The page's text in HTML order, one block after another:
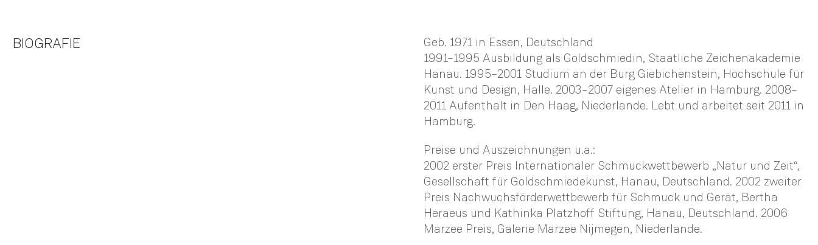
BIOGRAFIE
Geb. 1971 in Essen, Deutschland
1991–1995 Ausbildung als Goldschmiedin, Staatliche Zeichenakademie
Hanau. 1995–2001 Studium an der Burg Giebichenstein, Hochschule für
Kunst und Design, Halle. 2003–2007 eigenes Atelier in Hamburg. 2008–
2011 Aufenthalt in Den Haag, Niederlande. Lebt und arbeitet seit 2011 in
Hamburg.
Preise und Auszeichnungen u.a.:
2002 erster Preis Internationaler Schmuckwettbewerb „Natur und Zeit“,
Gesellschaft für Goldschmiedekunst, Hanau, Deutschland. 2002 zweiter
Preis Nachwuchsförderwettbewerb für Schmuck und Gerät, Bertha
Heraeus und Kathinka Platzhoff Stiftung, Hanau, Deutschland. 2006
Marzee Preis, Galerie Marzee Nijmegen, Niederlande.